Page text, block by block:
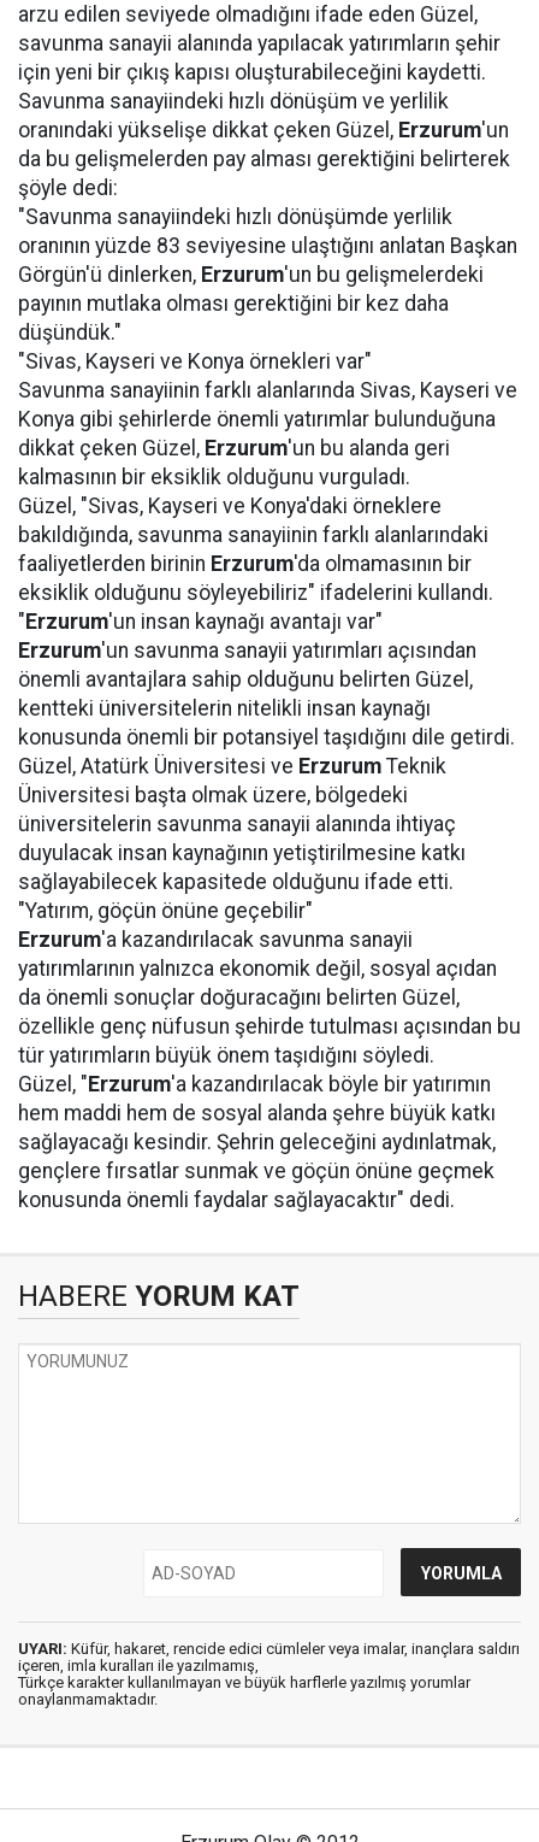
arzu edilen seviyede olmadığını ifade eden Güzel,
savunma sanayii alanında yapılacak yatırımların şehir
için yeni bir çıkış kapısı oluşturabileceğini kaydetti.
Savunma sanayiindeki hızlı dönüşüm ve yerlilik
oranındaki yükselişe dikkat çeken Güzel, Erzurum'un
da bu gelişmelerden pay alması gerektiğini belirterek
şöyle dedi:
"Savunma sanayiindeki hızlı dönüşümde yerlilik
oranının yüzde 83 seviyesine ulaştığını anlatan Başkan
Görgün'ü dinlerken, Erzurum'un bu gelişmelerdeki
payının mutlaka olması gerektiğini bir kez daha
düşündük."
"Sivas, Kayseri ve Konya örnekleri var"
Savunma sanayiinin farklı alanlarında Sivas, Kayseri ve
Konya gibi şehirlerde önemli yatırımlar bulunduğuna
dikkat çeken Güzel, Erzurum'un bu alanda geri
kalmasının bir eksiklik olduğunu vurguladı.
Güzel, "Sivas, Kayseri ve Konya'daki örneklere
bakıldığında, savunma sanayiinin farklı alanlarındaki
faaliyetlerden birinin Erzurum'da olmamasının bir
eksiklik olduğunu söyleyebiliriz" ifadelerini kullandı.
" Erzurum'un insan kaynağı avantajı var"
Erzurum'un savunma sanayii yatırımları açısından
önemli avantajlara sahip olduğunu belirten Güzel,
kentteki üniversitelerin nitelikli insan kaynağı
konusunda önemli bir potansiyel taşıdığını dile getirdi.
Güzel, Atatürk Üniversitesi ve Erzurum Teknik
Üniversitesi başta olmak üzere, bölgedeki
üniversitelerin savunma sanayii alanında ihtiyaç
duyulacak insan kaynağının yetiştirilmesine katkı
sağlayabilecek kapasitede olduğunu ifade etti.
"Yatırım, göçün önüne geçebilir"
Erzurum'a kazandırılacak savunma sanayii
yatırımlarının yalnızca ekonomik değil, sosyal açıdan
da önemli sonuçlar doğuracağını belirten Güzel,
özellikle genç nüfusun şehirde tutulması açısından bu
tür yatırımların büyük önem taşıdığını söyledi.
Güzel, " Erzurum'a kazandırılacak böyle bir yatırımın
hem maddi hem de sosyal alanda şehre büyük katkı
sağlayacağı kesindir. Şehrin geleceğini aydınlatmak,
gençlere fırsatlar sunmak ve göçün önüne geçmek
konusunda önemli faydalar sağlayacaktır" dedi.
HABERE YORUM KAT
UYARI: Küfür, hakaret, rencide edici cümleler veya imalar, inançlara saldırı
içeren, imla kuralları ile yazılmamış,
Türkçe karakter kullanılmayan ve büyük harflerle yazılmış yorumlar
onaylanmamaktadır.